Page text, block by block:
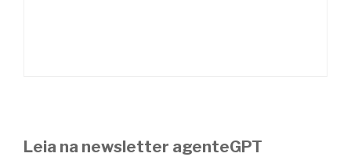
Leia na newsletter agenteGPT